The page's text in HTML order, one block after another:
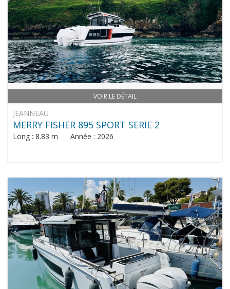
VOIR LE DÉTAIL
JEANNEAU
MERRY FISHER 895 SPORT SERIE 2
Long : 8.83 m Année : 2026